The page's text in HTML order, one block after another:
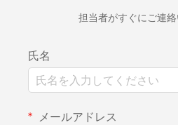
担当者がすぐにご連絡
氏名
メールアドレス